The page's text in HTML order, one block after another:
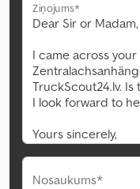
Ziņojums*
Nosaukums*